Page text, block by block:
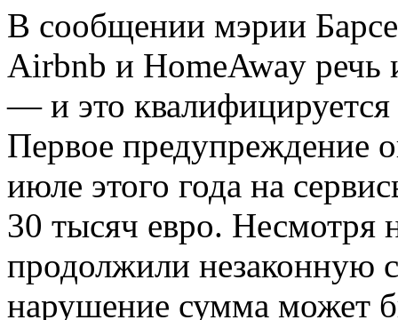
В сообщении мэрии
Airbnb и HomeAway речь
— и это квалифицируется
Первое предупреждение
июле этого года на
30 тысяч евро. Несмотря
продолжили незаконную
нарушение сумма может